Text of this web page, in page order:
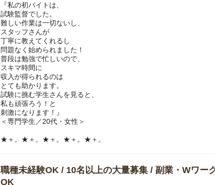
『私の初バイトは、
試験監督でした。
難しい作業は一切ないし、
スタッフさんが
丁寧に教えてくれるし
問題なく始められました！
普段は勉強で忙しいので、
スキマ時間に
収入が得られるのは
とても助かります。
試験に挑む学生さんを見ると、
私も頑張ろう！と
刺激になります！』
＜専門学生／20代・女性＞
★＋。★＋。★＋。★＋。★＋。
職種未経験OK / 10名以上の大量募集 / 副業・Wワー
OK